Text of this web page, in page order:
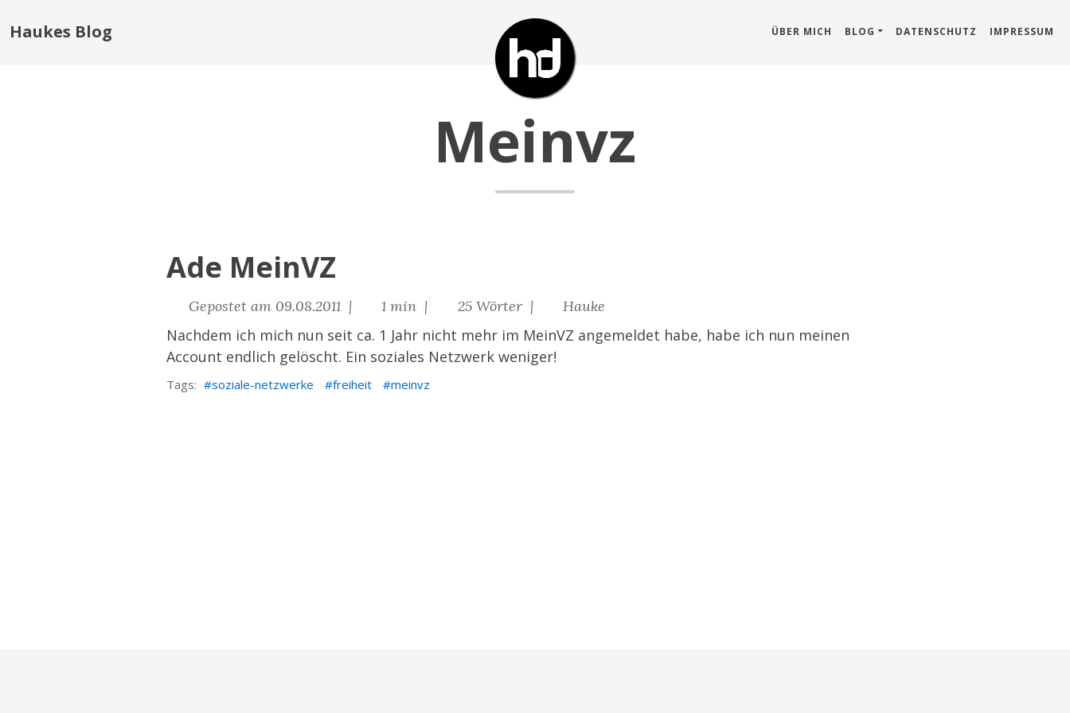
Haukes Blog ÜBER MICH BLOG DATENSCHUTZ IMPRESSUM
Meinvz
Ade MeinVZ
Gepostet am 09.08.2011 | 1 min | 25 Wörter | Hauke
Nachdem ich mich nun seit ca. 1 Jahr nicht mehr im MeinVZ angemeldet habe, habe ich nun meinen
Account endlich gelöscht. Ein soziales Netzwerk weniger!
Tags: soziale-netzwerke freiheit meinvz